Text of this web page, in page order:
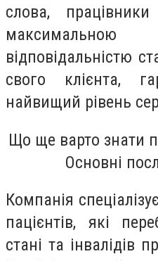
слова,
відповідальністю
свого клієнта,
найвищий рівень
Що ще варто знати
Основні
Компанія
пацієнтів, які
стані та інвалідів